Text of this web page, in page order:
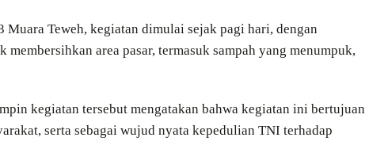
Teweh, kegiatan dimulai sejak pagi hari, dengan
area pasar, termasuk sampah yang menumpuk,
kegiatan tersebut mengatakan bahwa kegiatan ini bertujuan
serta sebagai wujud nyata kepedulian TNI terhadap